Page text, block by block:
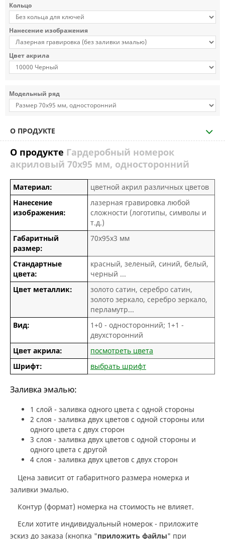
Кольцо
Нанесение изображения
Цвет акрила
Модельный ряд
О ПРОДУКТЕ
О продукте Гардеробный номерок
акриловый 70х95 мм, односторонний
Материал:
цветной акрил различных цветов
Нанесение
изображения:
лазерная гравировка любой
сложности (логотипы, символы и
т.д.)
Габаритный
размер:
70х95х3 мм
Стандартные
цвета:
красный, зеленый, синий, белый,
черный ...
Цвет металлик:
золото сатин, серебро сатин,
золото зеркало, серебро зеркало,
перламутр...
Вид:
1+0 - односторонний; 1+1 -
двухсторонний
Цвет акрила:
посмотреть цвета
Шрифт:
выбрать шрифт
Заливка эмалью:
1 слой - заливка одного цвета с одной стороны
2 слоя - заливка двух цветов с одной стороны или
одного цвета с двух сторон
3 слоя - заливка двух цветов с одной стороны и
одного цвета с другой
4 слоя - заливка двух цветов с двух сторон
Цена зависит от габаритного размера номерка и
заливки эмалью.
Контур (формат) номерка на стоимость не влияет.
Если хотите индивидуальный номерок - приложите
эскиз до заказа (кнопка "приложить файлы" при